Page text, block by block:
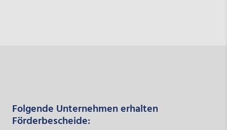
Folgende Unternehmen erhalten
Förderbescheide: